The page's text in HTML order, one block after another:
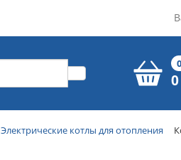
0
Электрические котлы для отопления